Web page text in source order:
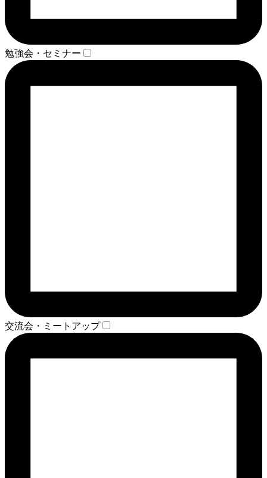
勉強会・セミナー
交流会・ミートアップ